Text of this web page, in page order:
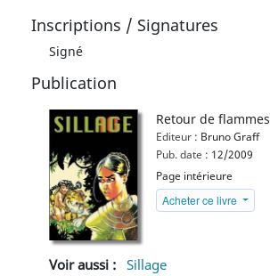
Inscriptions / Signatures
Signé
Publication
Retour de flammes
Editeur : Bruno Graff
Pub. date : 12/2009
Page intérieure
Acheter ce livre
Voir aussi : Sillage